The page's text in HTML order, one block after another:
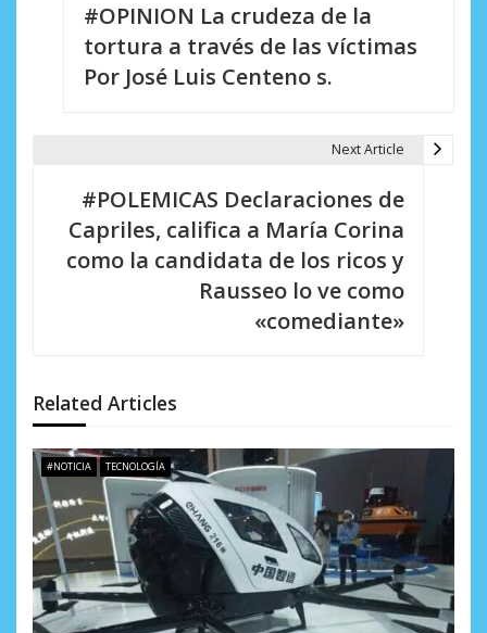
e
e
n
t
r
a
#OPINION La crudeza de la
tortura a través de las víctimas
Por José Luis Centeno s.
Next Article
#POLEMICAS Declaraciones de
Capriles, califica a María Corina
como la candidata de los ricos y
Rausseo lo ve como
«comediante»
Related Articles
#NOTICIA TECNOLOGÍA